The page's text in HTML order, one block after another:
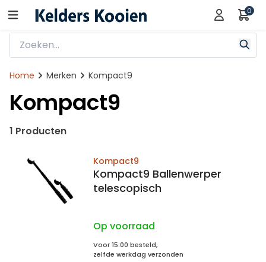
0
Home Merken Kompact9
Kompact9
1 Producten
Kompact9
Kompact9 Ballenwerper
telescopisch
Op voorraad
Voor 15:00 besteld,
zelfde werkdag verzonden